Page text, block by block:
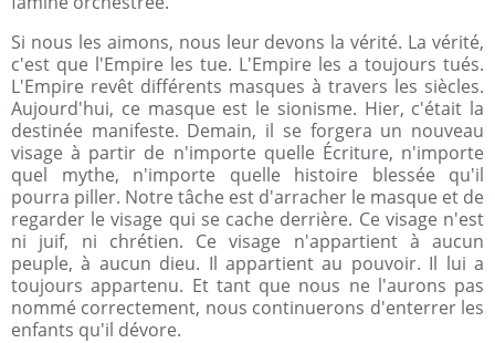
Si nous les aimons, nous leur devons la vérité. La vérité,
c'est que l'Empire les tue. L'Empire les a toujours tués.
L'Empire revêt différents masques à travers les siècles.
Aujourd'hui, ce masque est le sionisme. Hier, c'était la
destinée manifeste. Demain, il se forgera un nouveau
visage à partir de n'importe quelle Écriture, n'importe
quel mythe, n'importe quelle histoire blessée qu'il
pourra piller. Notre tâche est d'arracher le masque et de
regarder le visage qui se cache derrière. Ce visage n'est
ni juif, ni chrétien. Ce visage n'appartient à aucun
peuple, à aucun dieu. Il appartient au pouvoir. Il lui a
toujours appartenu. Et tant que nous ne l'aurons pas
nommé correctement, nous continuerons d'enterrer les
enfants qu'il dévore.